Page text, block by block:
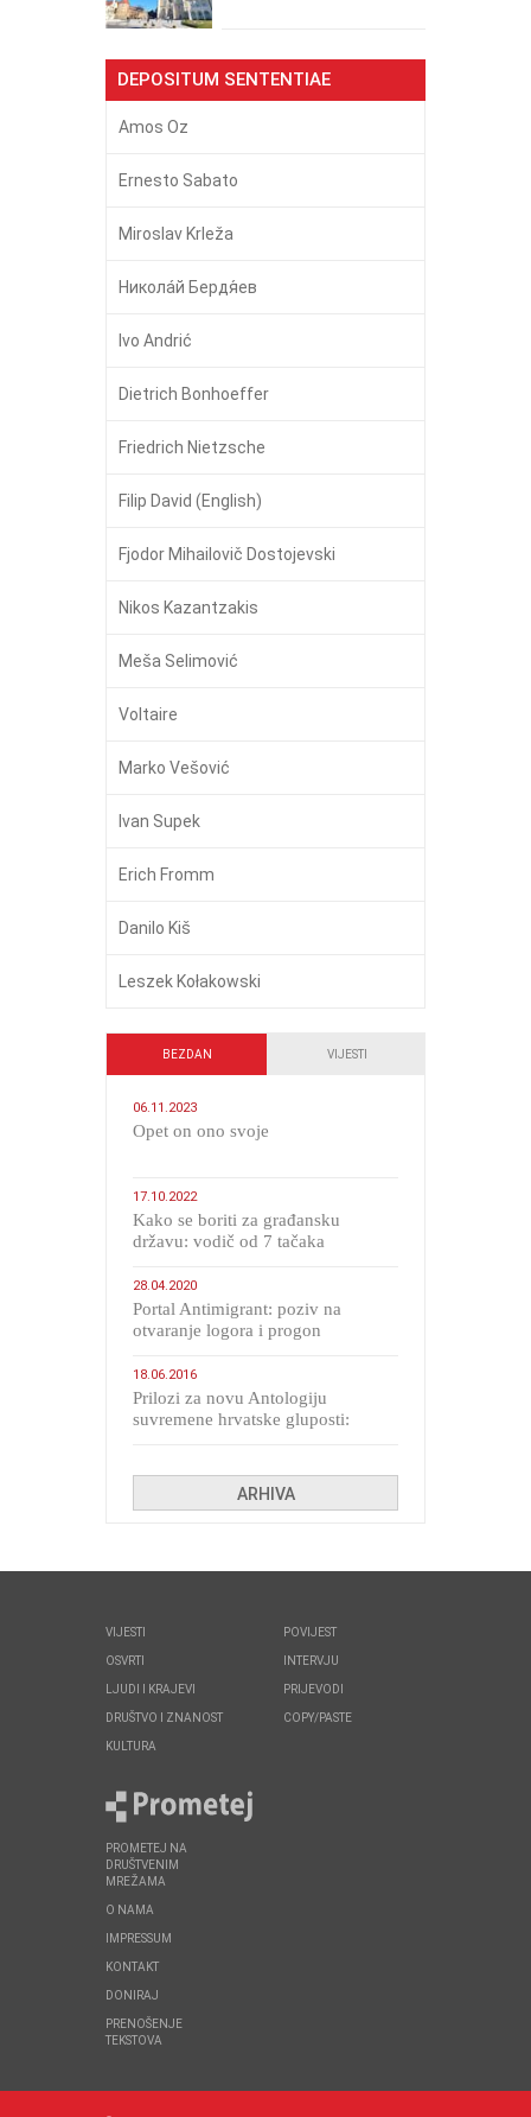
DEPOSITUM SENTENTIAE
Amos Oz
Ernesto Sabato
Miroslav Krleža
Никола́й Бердя́ев
Ivo Andrić
Dietrich Bonhoeffer
Friedrich Nietzsche
Filip David (English)
Fjodor Mihailovič Dostojevski
Nikos Kazantzakis
Meša Selimović
Voltaire
Marko Vešović
Ivan Supek
Erich Fromm
Danilo Kiš
Leszek Kołakowski
BEZDAN VIJESTI
06.11.2023
​Opet on ono svoje
17.10.2022
Kako se boriti za građansku
državu: vodič od 7 tačaka
28.04.2020
Portal Antimigrant: poziv na
otvaranje logora i progon
18.06.2016
Prilozi za novu Antologiju
suvremene hrvatske gluposti:
ARHIVA
VIJESTI
OSVRTI
LJUDI I KRAJEVI
DRUŠTVO I ZNANOST
KULTURA
POVIJEST
INTERVJU
PRIJEVODI
COPY/PASTE
PROMETEJ NA
DRUŠTVENIM
MREŽAMA
O NAMA
IMPRESSUM
KONTAKT
DONIRAJ
PRENOŠENJE
TEKSTOVA